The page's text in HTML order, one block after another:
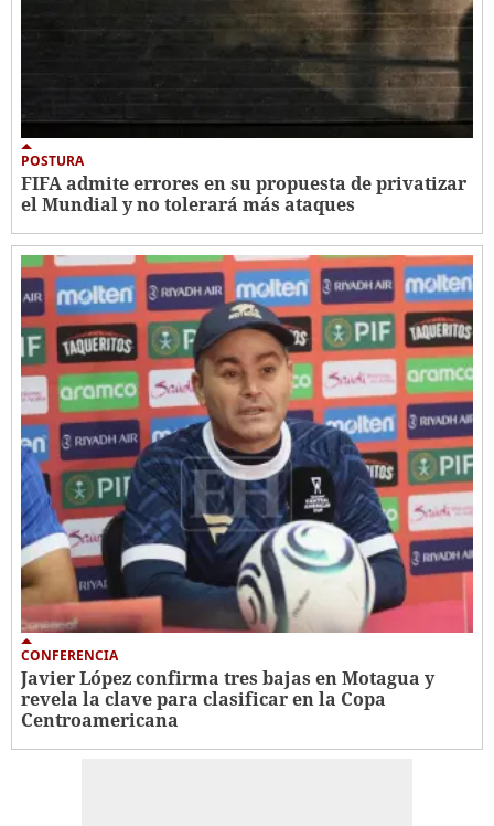
POSTURA
FIFA admite errores en su propuesta de privatizar
el Mundial y no tolerará más ataques
CONFERENCIA
Javier López confirma tres bajas en Motagua y
revela la clave para clasificar en la Copa
Centroamericana